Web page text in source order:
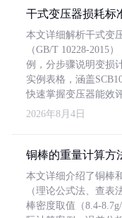
干式变压器损耗标
本文详细解析干式变
（GB/T 10228-2015
例，分步骤说明变损
实例表格，涵盖
快速掌握变压器能效
2026年8月4日
铜棒的重量计算方
本文详细介绍了铜棒
（理论公式法、查表
棒密度取值（8.4-